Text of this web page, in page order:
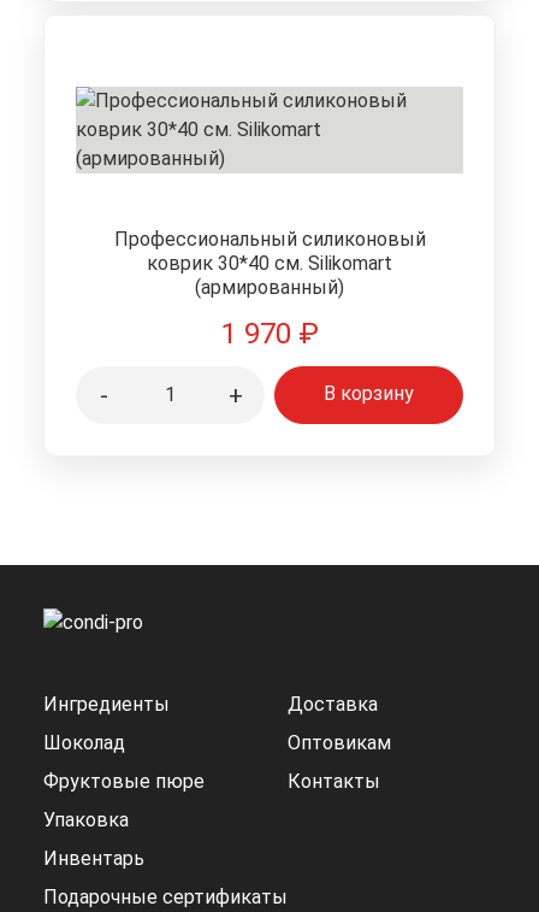
Профессиональный силиконовый
коврик 30*40 см. Silikomart
(армированный)
1 970 ₽
- + В корзину
Ингредиенты
Шоколад
Фруктовые пюре
Упаковка
Инвентарь
Подарочные сертификаты
Доставка
Оптовикам
Контакты